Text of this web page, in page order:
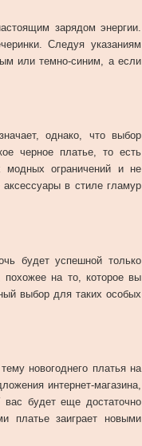
зарядом энергии.
Следуя указаниям
или темно-синим, а если
однако, что выбор
черное платье, то есть
модных ограничений и не
аксессуары в стиле гламур
будет успешной только
похожее на то, которое вы
выбор для таких особых
новогоднего платья на
интернет-магазина,
будет еще достаточно
платье заиграет новыми